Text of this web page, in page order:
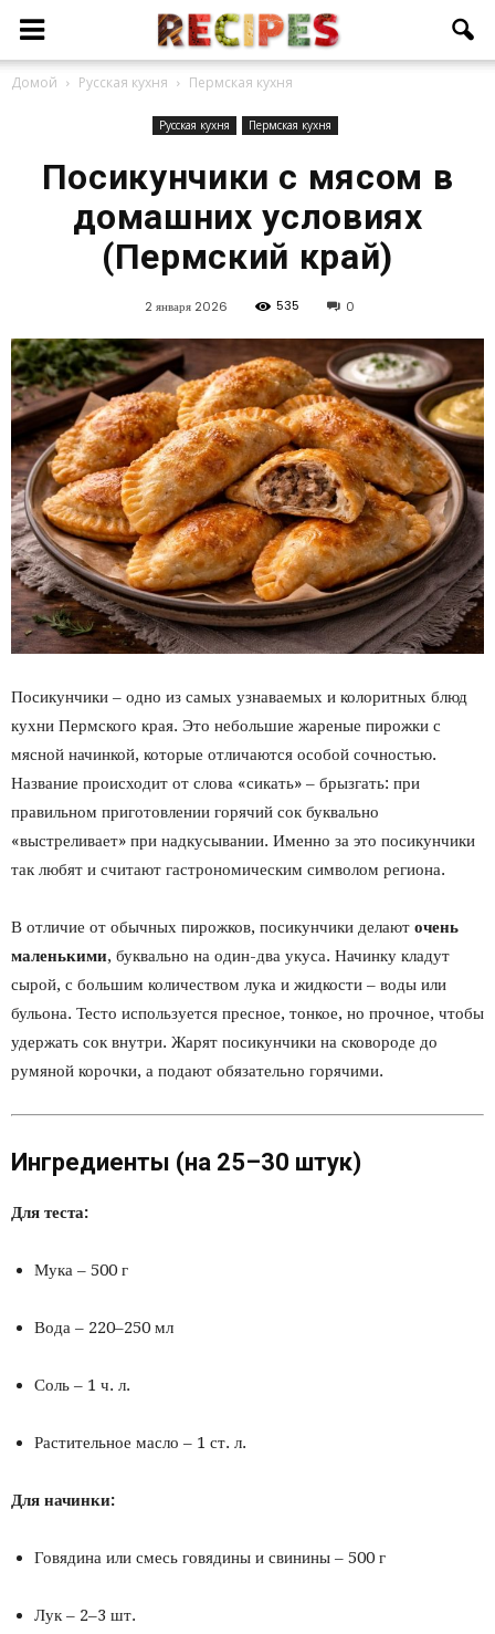
Домой Русская кухня Пермская кухня
Русская кухня Пермская кухня
Посикунчики с мясом в
домашних условиях
(Пермский край)
2 января 2026 535 0
Посикунчики – одно из самых узнаваемых и колоритных блюд
кухни Пермского края. Это небольшие жареные пирожки с
мясной начинкой, которые отличаются особой сочностью.
Название происходит от слова «сикать» – брызгать: при
правильном приготовлении горячий сок буквально
«выстреливает» при надкусывании. Именно за это посикунчики
так любят и считают гастрономическим символом региона.
В отличие от обычных пирожков, посикунчики делают очень
маленькими, буквально на один-два укуса. Начинку кладут
сырой, с большим количеством лука и жидкости – воды или
бульона. Тесто используется пресное, тонкое, но прочное, чтобы
удержать сок внутри. Жарят посикунчики на сковороде до
румяной корочки, а подают обязательно горячими.
Ингредиенты (на 25–30 штук)
Для теста:
Мука – 500 г
Вода – 220–250 мл
Соль – 1 ч. л.
Растительное масло – 1 ст. л.
Для начинки:
Говядина или смесь говядины и свинины – 500 г
Лук – 2–3 шт.